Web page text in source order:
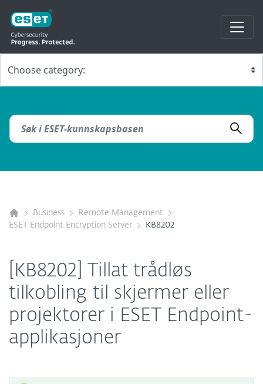
Business
Remote Management
ESET Endpoint Encryption Server
KB8202
[KB8202] Tillat trådløs
tilkobling til skjermer eller
projektorer i ESET Endpoint-
applikasjoner